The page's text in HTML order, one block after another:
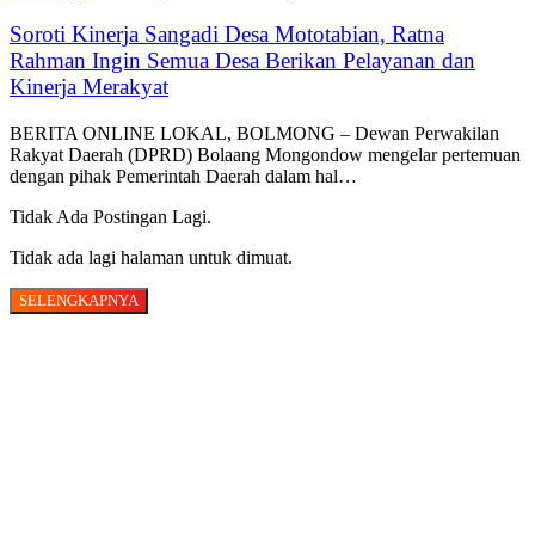
Soroti Kinerja Sangadi Desa Mototabian, Ratna
Rahman Ingin Semua Desa Berikan Pelayanan dan
Kinerja Merakyat
BERITA ONLINE LOKAL, BOLMONG – Dewan Perwakilan
Rakyat Daerah (DPRD) Bolaang Mongondow mengelar pertemuan
dengan pihak Pemerintah Daerah dalam hal…
Tidak Ada Postingan Lagi.
Tidak ada lagi halaman untuk dimuat.
SELENGKAPNYA